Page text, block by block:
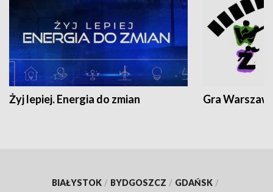
Żyj lepiej. Energia do zmian Gra
BIAŁYSTOK / BYDGOSZCZ / GDAŃSK /